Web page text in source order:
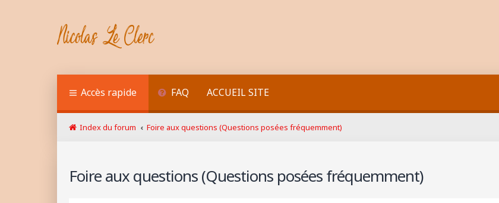
Accès rapide FAQ ACCUEIL SITE
Index du forum Foire aux questions (Questions posées fréquemment)
Foire aux questions (Questions posées fréquemment)